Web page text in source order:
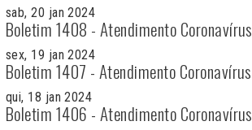
sab, 20 jan 2024
Boletim 1408 - Atendimento Coronavírus
sex, 19 jan 2024
Boletim 1407 - Atendimento Coronavírus
qui, 18 jan 2024
Boletim 1406 - Atendimento Coronavírus